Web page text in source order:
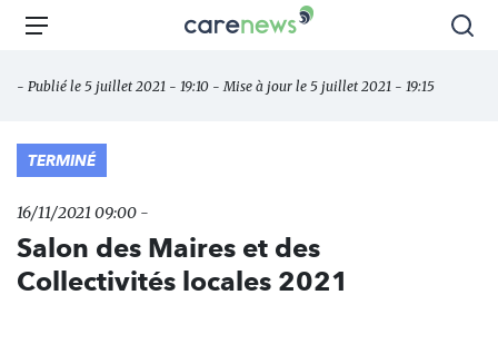
Aller
principal
Carenews,
des
Menu
- Publié le 5 juillet 2021 - 19:10 - Mise à jour le 5 juillet 2021 - 19:15
TERMINÉ
16/11/2021 09:00 -
Salon des Maires et des
Collectivités locales 2021